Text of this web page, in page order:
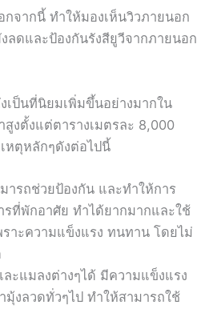
จากนี้ ทำให้มองเห็นวิวภายนอก
ลดและป้องกันรังสียูวีจากภายนอก
เป็นที่นิยมเพิ่มขึ้นอย่างมากใน
งตั้งแต่ตารางเมตรละ 8,000
หตุหลักๆดังต่อไปนี้
ารถช่วยป้องกัน และทำให้การ
รที่พักอาศัย ทำได้ยากมากและใช้
ราะความแข็งแรง ทนทาน โดยไม่
ะแมลงต่างๆได้ มีความแข็งแรง
งลวดทั่วๆไป ทำให้สามารถใช้